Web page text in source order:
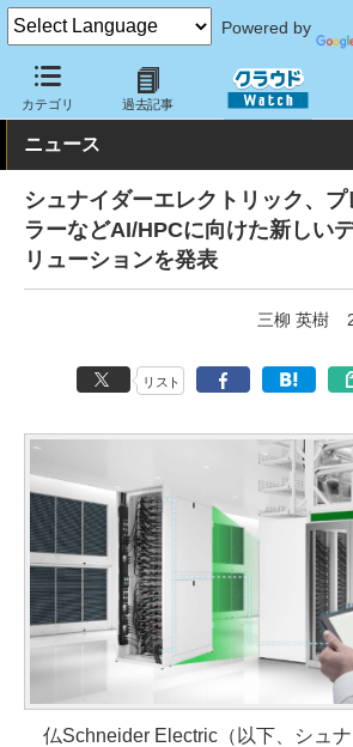
Powered by
カテゴリ 過去記事
クラウド Watch ハード・インフラ ハー
ニュース
シュナイダーエレクトリック、
ラーなどAI/HPCに向けた新しい
リューションを発表
三柳 英樹
リスト
仏Schneider Electric（以下、シュナ